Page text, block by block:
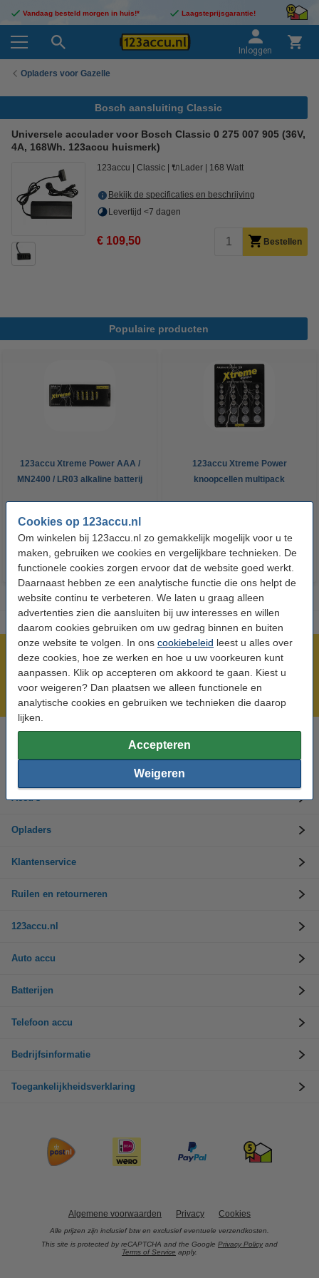
Cookies op 123accu.nl
Om winkelen bij 123accu.nl zo gemakkelijk mogelijk voor u te
maken, gebruiken we cookies en vergelijkbare technieken. De
functionele cookies zorgen ervoor dat de website goed werkt.
Daarnaast hebben ze een analytische functie die ons helpt de
website continu te verbeteren. We laten u graag alleen
advertenties zien die aansluiten bij uw interesses en willen
daarom cookies gebruiken om uw gedrag binnen en buiten
onze website te volgen. In ons cookiebeleid leest u alles over
deze cookies, hoe ze werken en hoe u uw voorkeuren kunt
aanpassen. Klik op accepteren om akkoord te gaan. Kiest u
voor weigeren? Dan plaatsen we alleen functionele en
analytische cookies en gebruiken we technieken die daarop
lijken.
Accepteren
Weigeren
Vandaag besteld morgen in huis!* Laagsteprijsgarantie!
Inloggen
Opladers voor Gazelle
Bosch aansluiting Classic
Universele acculader voor Bosch Classic 0 275 007 905 (36V,
4A, 168Wh. 123accu huismerk)
123accu Classic 🔌Lader 168 Watt
Bekijk de specificaties en beschrijving
Levertijd <7 dagen
€ 109,50 Bestellen
Populaire producten
123accu Xtreme Power AAA /
MN2400 / LR03 alkaline batterij
123accu Xtreme Power
knoopcellen multipack
Meer dan 5 miljoen klanten!
Voor 23.59 uur besteld, morgen in huis!
Laagsteprijsgarantie!
Hulp nodig? Bel ons op 0294-787125
Accu's
Opladers
Klantenservice
Ruilen en retourneren
123accu.nl
Auto accu
Batterijen
Telefoon accu
Bedrijfsinformatie
Toegankelijkheidsverklaring
Algemene voorwaarden Privacy Cookies
Alle prijzen zijn inclusief btw en exclusief eventuele verzendkosten.
This site is protected by reCAPTCHA and the Google Privacy Policy and
Terms of Service apply.